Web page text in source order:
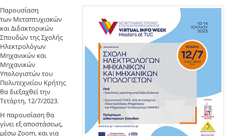
Παρουσίαση
των Μεταπτυχιακών
και Διδακτορικών
Σπουδών της Σχολής
Ηλεκτρολόγων
Μηχανικών και
Μηχανικών
Υπολογιστών του
Πολυτεχνείου Κρήτης
θα διεξαχθεί την
Τετάρτη, 12/7/2023.
Η παρουσίαση θα
γίνει εξ αποστάσεως,
μέσω Zoom, και για